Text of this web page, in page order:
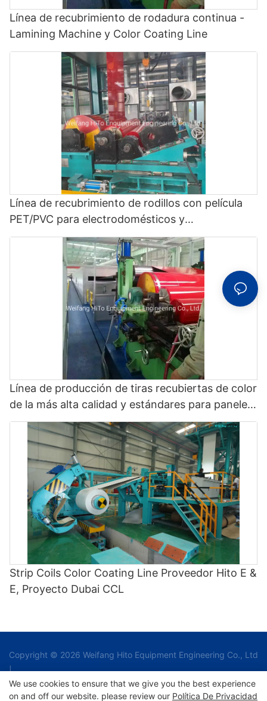
Línea de recubrimiento de rodadura continua -
Lamining Machine y Color Coating Line
Línea de recubrimiento de rodillos con película
PET/PVC para electrodomésticos y
construcción/construcción/fachada interior -
Lamination Machine and Color Coating Line
Línea de producción de tiras recubiertas de color
de la más alta calidad y estándares para paneles
exteriores de electrodomésticos/edificio/techado
- Lamination Machine y Color Coating Line
Strip Coils Color Coating Line Proveedor Hito E &
E, Proyecto Dubai CCL
Copyright © 2026 Weifang Hito Equipment Engineering Co., Ltd
|
We use cookies to ensure that we give you the best experience
on and off our website. please review our Política De Privacidad